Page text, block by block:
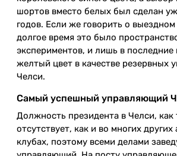
шортов вместо белых был сделан
годов. Если же говорить о
долгое время это было
экспериментов, и лишь в последние
желтый цвет в качестве резервных
Челси.
Самый успешный управляющий
Должность президента в Челси, как
отсутствует, как и во многих других
клубах, поэтому всеми делами